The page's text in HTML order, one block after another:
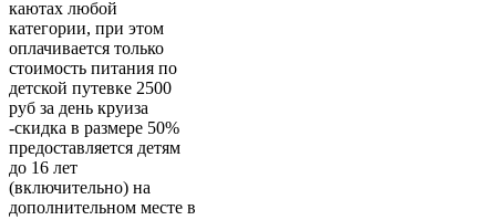
каютах любой
категории, при этом
оплачивается только
стоимость питания по
детской путевке 2500
руб за день круиза
-скидка в размере 50%
предоставляется детям
до 16 лет
(включительно) на
дополнительном месте в